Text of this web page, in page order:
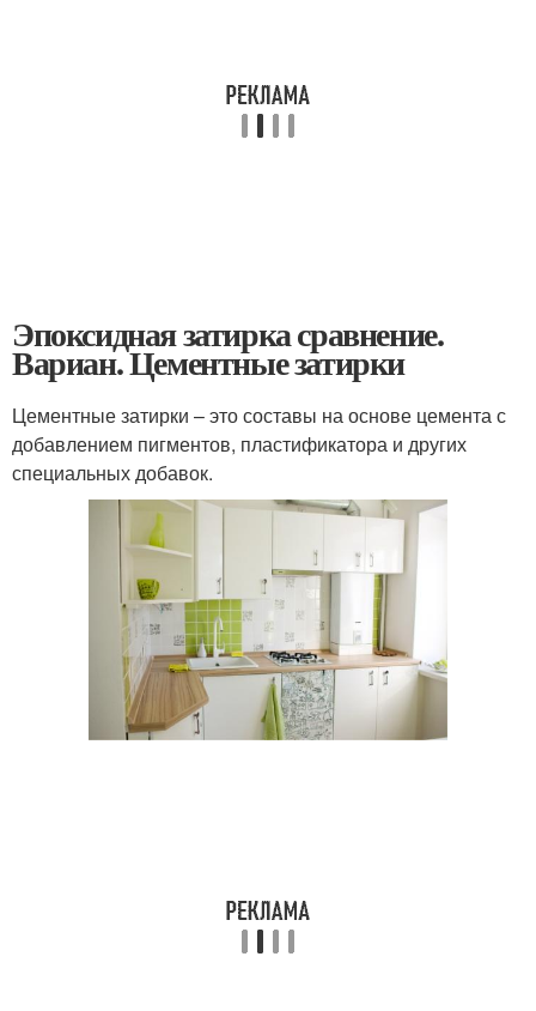
Эпоксидная затирка сравнение.
Вариан. Цементные затирки
Цементные затирки – это составы на основе цемента с
добавлением пигментов, пластификатора и других
специальных добавок.